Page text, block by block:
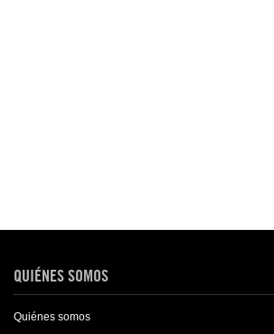
QUIÉNES SOMOS
Quiénes somos